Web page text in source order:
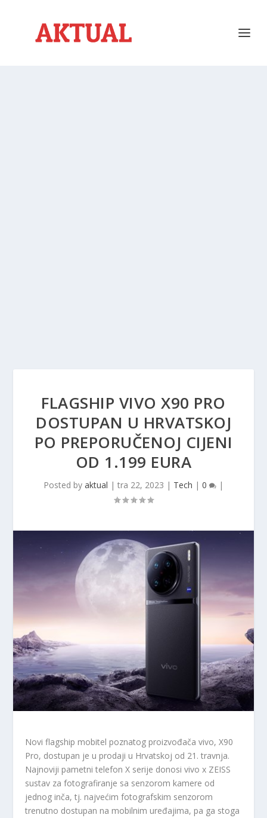
FLAGSHIP VIVO X90 PRO
DOSTUPAN U HRVATSKOJ
PO PREPORUČENOJ CIJENI
OD 1.199 EURA
Posted by aktual | tra 22, 2023 | Tech | 0 |
Novi flagship mobitel poznatog proizvođača vivo, X90
Pro, dostupan je u prodaji u Hrvatskoj od 21. travnja.
Najnoviji pametni telefon X serije donosi vivo x ZEISS
sustav za fotografiranje sa senzorom kamere od
jednog inča, tj. najvećim fotografskim senzorom
trenutno dostupan na mobilnim uređajima, pa ga stoga